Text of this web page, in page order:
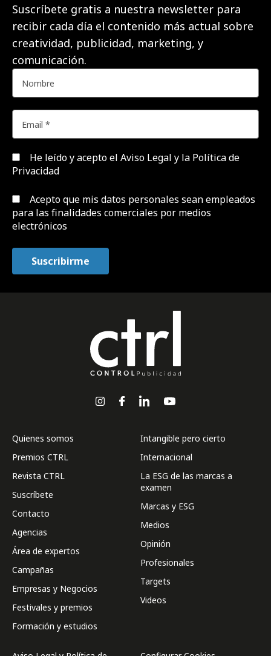
Suscríbete gratis a nuestra newsletter para
recibir cada día el contenido más actual sobre
creatividad, publicidad, marketing, y
comunicación.
He leído y acepto el Aviso Legal y la Política de
Privacidad
Acepto que mis datos personales sean empleados
para las finalidades comerciales por medios
electrónicos
Quienes somos
Premios CTRL
Revista CTRL
Suscríbete
Contacto
Agencias
Área de expertos
Campañas
Empresas y Negocios
Festivales y premios
Formación y estudios
Intangible pero cierto
Internacional
La ESG de las marcas a
examen
Marcas y ESG
Medios
Opinión
Profesionales
Targets
Videos